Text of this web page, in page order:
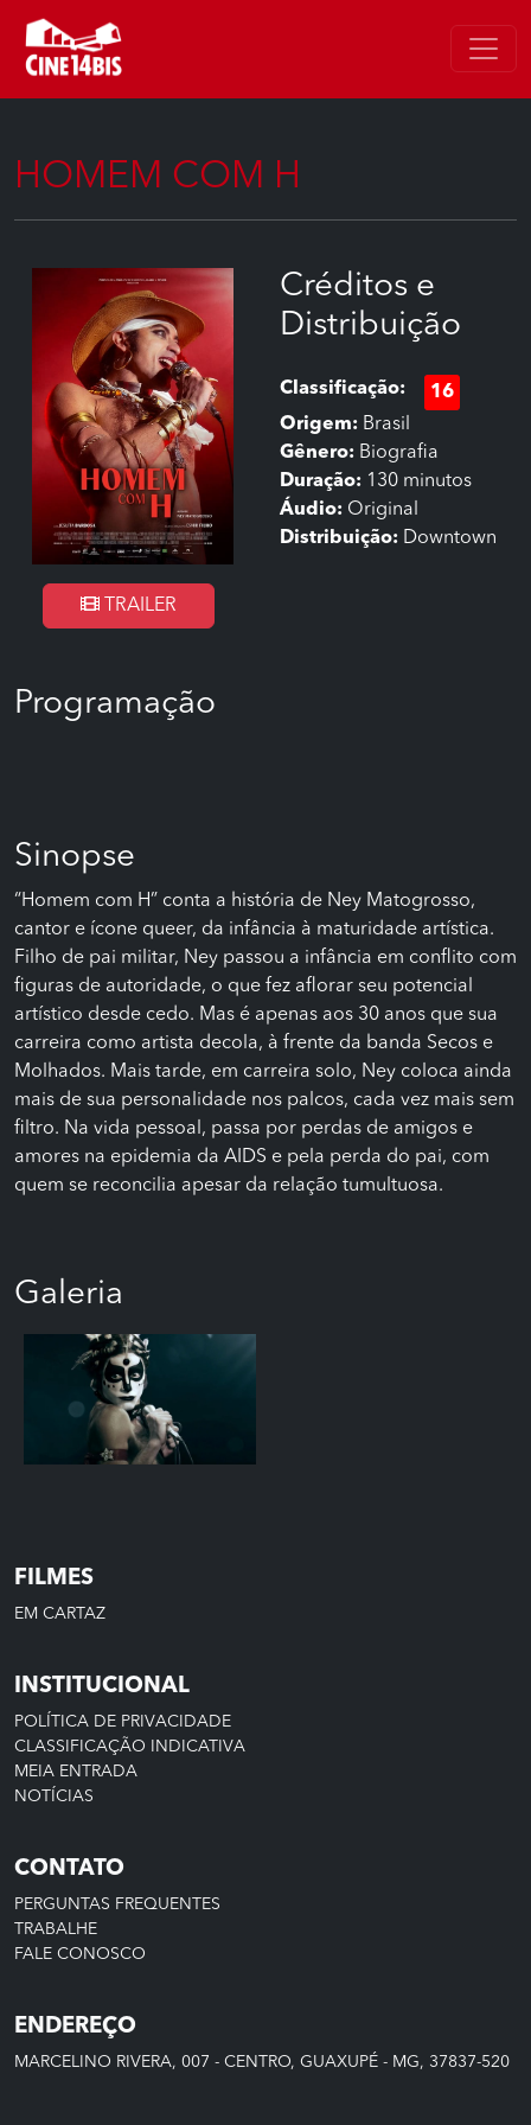
HOMEM COM H
TRAILER
Créditos e
Distribuição
Classificação:
16
Origem: Brasil
Gênero: Biografia
Duração: 130 minutos
Áudio: Original
Distribuição: Downtown
Programação
Sinopse
“Homem com H” conta a história de Ney Matogrosso,
cantor e ícone queer, da infância à maturidade artística.
Filho de pai militar, Ney passou a infância em conflito com
figuras de autoridade, o que fez aflorar seu potencial
artístico desde cedo. Mas é apenas aos 30 anos que sua
carreira como artista decola, à frente da banda Secos e
Molhados. Mais tarde, em carreira solo, Ney coloca ainda
mais de sua personalidade nos palcos, cada vez mais sem
filtro. Na vida pessoal, passa por perdas de amigos e
amores na epidemia da AIDS e pela perda do pai, com
quem se reconcilia apesar da relação tumultuosa.
Galeria
FILMES
EM CARTAZ
INSTITUCIONAL
POLÍTICA DE PRIVACIDADE
CLASSIFICAÇÃO INDICATIVA
MEIA ENTRADA
NOTÍCIAS
CONTATO
PERGUNTAS FREQUENTES
TRABALHE
FALE CONOSCO
ENDEREÇO
MARCELINO RIVERA, 007 - CENTRO, GUAXUPÉ - MG, 37837-520